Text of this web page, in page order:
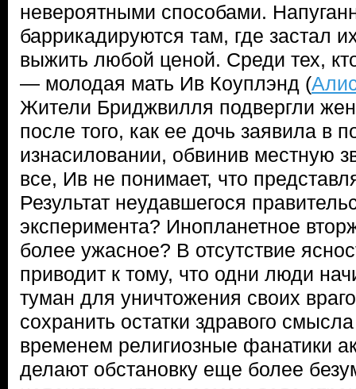
невероятными способами.
баррикадируются там, где застал
выжить любой ценой. Среди тех,
— молодая мать Ив Коуплэнд (
Жители Бриджвилля подвергли
после того, как ее дочь заявила в
изнасиловании, обвинив местную
все, Ив не понимает, что
Результат неудавшегося
эксперимента? Инопланетное
более ужасное? В отсутствие
приводит к тому, что одни люди
туман для уничтожения своих
сохранить остатки здравого
временем религиозные фанатики
делают обстановку еще более